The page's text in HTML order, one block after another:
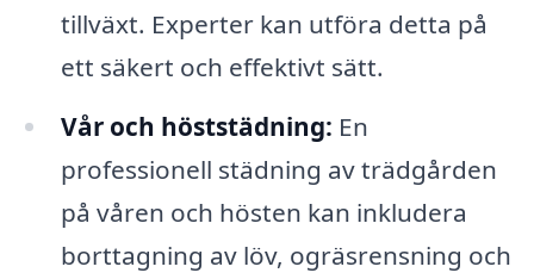
tillväxt. Experter kan utföra detta på
ett säkert och effektivt sätt.
Vår och höststädning: En
professionell städning av trädgården
på våren och hösten kan inkludera
borttagning av löv, ogräsrensning och